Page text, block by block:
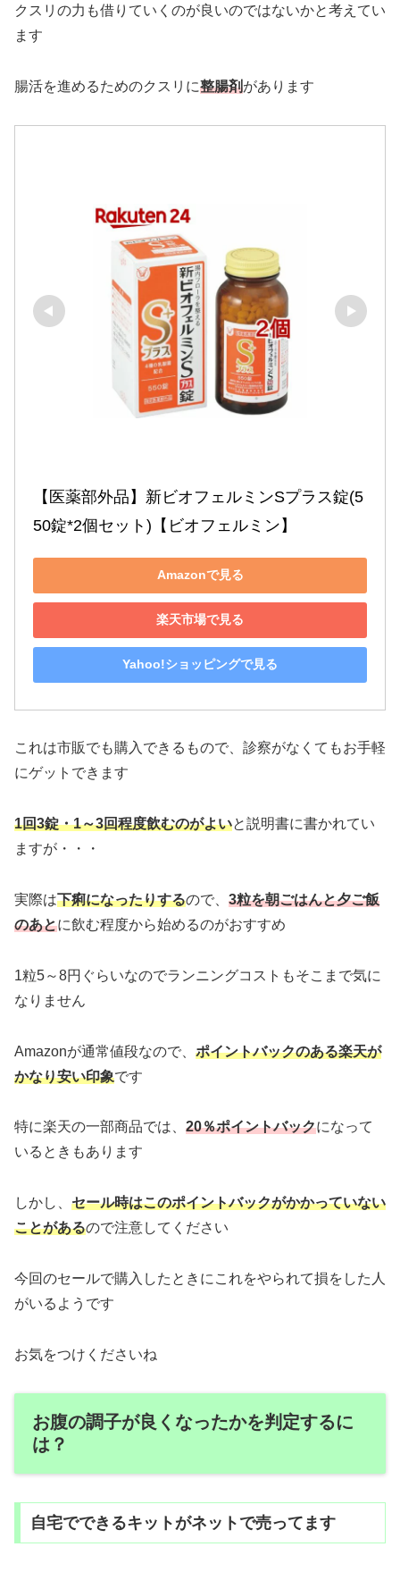
クスリの力も借りていくのが良いのではないかと考えてい
ます
腸活を進めるためのクスリに整腸剤があります
【医薬部外品】新ビオフェルミンSプラス錠(5
50錠*2個セット)【ビオフェルミン】
Amazonで見る
楽天市場で見る
Yahoo!ショッピングで見る
これは市販でも購入できるもので、診察がなくてもお手軽
にゲットできます
1回3錠・1～3回程度飲むのがよいと説明書に書かれてい
ますが・・・
実際は下痢になったりするので、 3粒を朝ごはんと夕ご飯
のあとに飲む程度から始めるのがおすすめ
1粒5～8円ぐらいなのでランニングコストもそこまで気に
なりません
Amazonが通常値段なので、 ポイントバックのある楽天が
かなり安い印象です
特に楽天の一部商品では、 20％ポイントバックになって
いるときもあります
しかし、 セール時はこのポイントバックがかかっていない
ことがあるので注意してください
今回のセールで購入したときにこれをやられて損をした人
がいるようです
お気をつけくださいね
お腹の調子が良くなったかを判定するに
は？
自宅でできるキットがネットで売ってます